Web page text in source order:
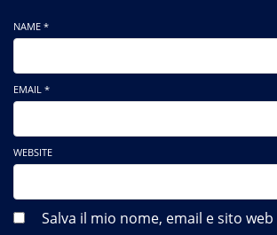
NAME *
EMAIL *
WEBSITE
Salva il mio nome, email e sito